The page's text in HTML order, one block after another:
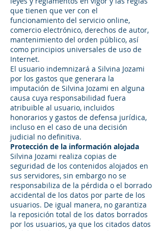
que tienen que ver con el
funcionamiento del servicio online,
comercio electrónico, derechos de autor,
mantenimiento del orden público, así
como principios universales de uso de
Internet.
El usuario indemnizará a Silvina Jozami
por los gastos que generara la
imputación de Silvina Jozami en alguna
causa cuya responsabilidad fuera
atribuible al usuario, incluidos
honorarios y gastos de defensa jurídica,
incluso en el caso de una decisión
judicial no definitiva.
Protección de la información alojada
Silvina Jozami realiza copias de
seguridad de los contenidos alojados en
sus servidores, sin embargo no se
responsabiliza de la pérdida o el borrado
accidental de los datos por parte de los
usuarios. De igual manera, no garantiza
la reposición total de los datos borrados
por los usuarios, ya que los citados datos